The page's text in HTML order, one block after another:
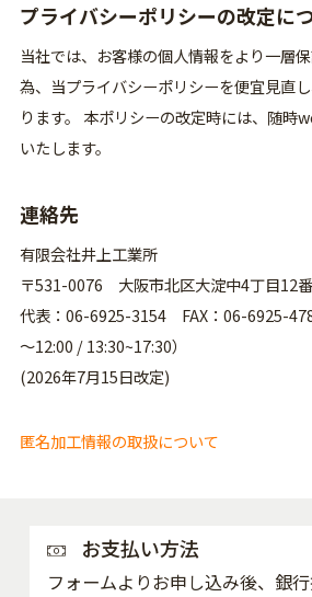
プライバシーポリシーの改定に
当社では、お客様の個人情報をより一層
為、当プライバシーポリシーを便宜見直
ります。 本ポリシーの改定時には、随時
いたします。
連絡先
有限会社井上工業所
〒531-0076 大阪市北区大淀中4丁目12
代表：06-6925-3154 FAX：06-6925-
～12:00 / 13:30~17:30）
(2026年7月15日改定)
匿名加工情報の取扱について
お支払い方法
フォームよりお申し込み後、銀